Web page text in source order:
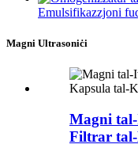
Emulsifikazzjoni
Magni Ultrasoniċi
Magni
Filtrar